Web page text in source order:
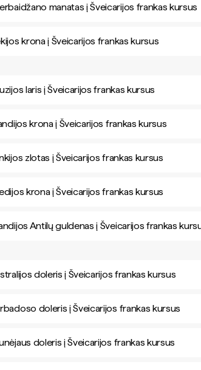
manatas į Šveicarijos frankas kursus
krona į Šveicarijos frankas kursus
laris į Šveicarijos frankas kursus
krona į Šveicarijos frankas kursus
zlotas į Šveicarijos frankas kursus
krona į Šveicarijos frankas kursus
Antilų guldenas į Šveicarijos frankas
doleris į Šveicarijos frankas kursus
doleris į Šveicarijos frankas kursus
doleris į Šveicarijos frankas kursus